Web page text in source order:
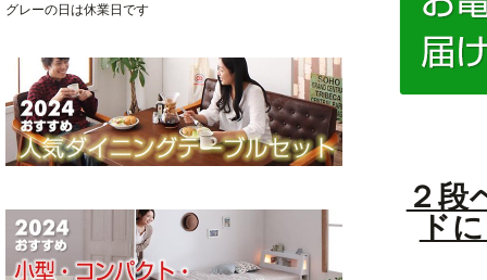
２段
ド
グレーの日は休業日です